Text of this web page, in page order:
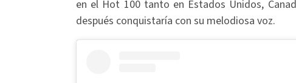
en el Hot 100 tanto en Estados Unidos,
después conquistaría con su melodiosa voz.